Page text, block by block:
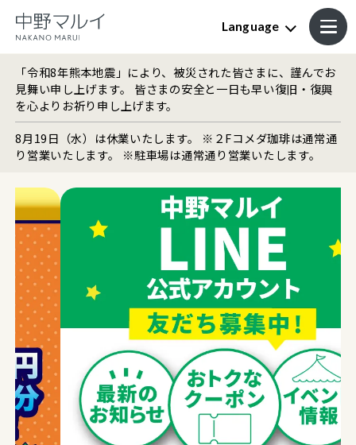
Language
「令和8年熊本地震」により、被災された皆さまに、謹んでお
見舞い申し上げます。 皆さまの安全と一日も早い復旧・復興
を心よりお祈り申し上げます。
8月19日（水）は休業いたします。 ※２Fコメダ珈琲は通常通
り営業いたします。 ※駐車場は通常通り営業いたします。